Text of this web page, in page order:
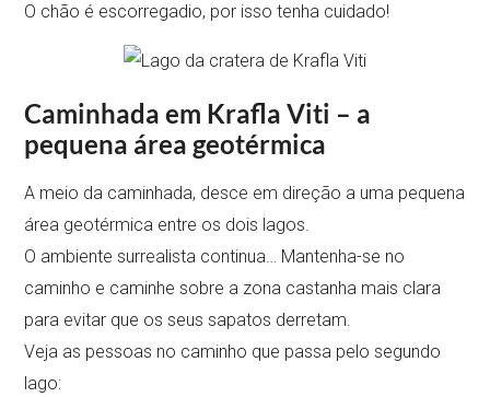
O chão é escorregadio, por isso tenha cuidado!
Caminhada em Krafla Viti – a
pequena área geotérmica
A meio da caminhada, desce em direção a uma pequena
área geotérmica entre os dois lagos.
O ambiente surrealista continua… Mantenha-se no
caminho e caminhe sobre a zona castanha mais clara
para evitar que os seus sapatos derretam.
Veja as pessoas no caminho que passa pelo segundo
lago: